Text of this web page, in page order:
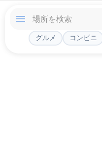
グルメ コンビニ